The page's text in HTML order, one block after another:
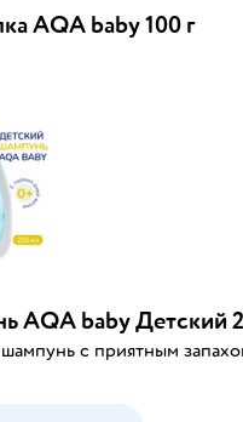
AQA baby 100 г
AQA baby Детский
с приятным